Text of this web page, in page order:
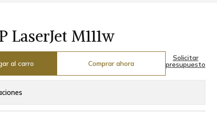
M111w
al carro Comprar ahora
Solicitar
presupuesto